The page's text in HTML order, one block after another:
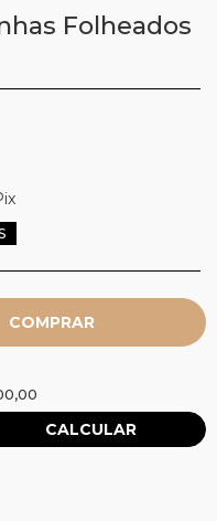
Folheados
Alterar CEP
CALCULAR